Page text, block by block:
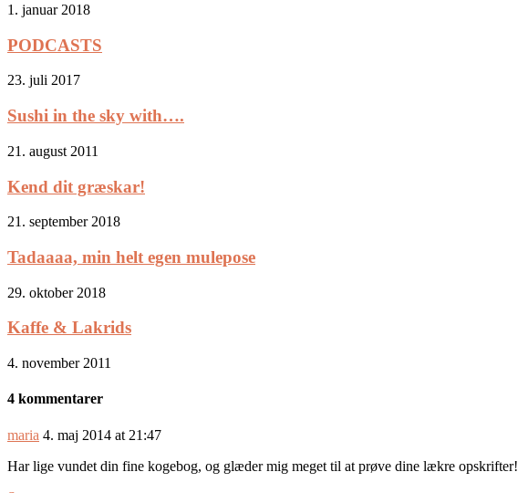
1. januar 2018
PODCASTS
23. juli 2017
Sushi in the sky with….
21. august 2011
Kend dit græskar!
21. september 2018
Tadaaaa, min helt egen mulepose
29. oktober 2018
Kaffe & Lakrids
4. november 2011
4 kommentarer
maria 4. maj 2014 at 21:47
Har lige vundet din fine kogebog, og glæder mig meget til at prøve dine lækre opskrifter!